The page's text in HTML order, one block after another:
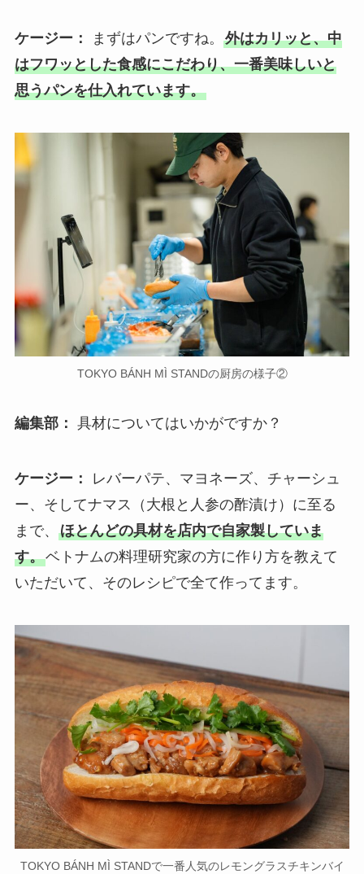
ケージー： まずはパンですね。 外はカリッと、中
はフワッとした食感にこだわり、一番美味しいと
思うパンを仕入れています。
TOKYO BÁNH MÌ STANDの厨房の様子②
編集部： 具材についてはいかがですか？
ケージー：
レバーパテ、マヨネーズ、チャーシュ
ー、そしてナマス（大根と人参の酢漬け）に至る
まで、 ほとんどの具材を店内で自家製していま
す。ベトナムの料理研究家の方に作り方を教えて
いただいて、そのレシピで全て作ってます。
TOKYO BÁNH MÌ STANDで一番人気のレモングラスチキンバイ